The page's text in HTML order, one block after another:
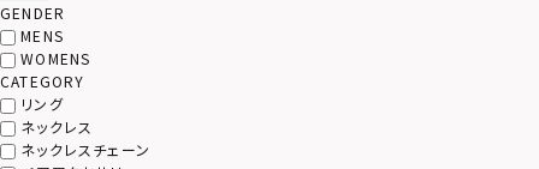
GENDER
MENS
WOMENS
CATEGORY
リング
ネックレス
ネックレスチェーン